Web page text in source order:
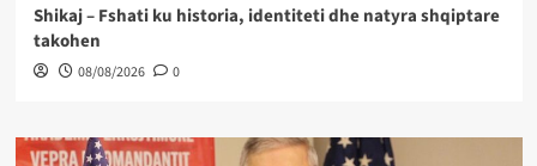
Shikaj – Fshati ku historia, identiteti dhe natyra shqiptare
takohen
08/08/2026 0